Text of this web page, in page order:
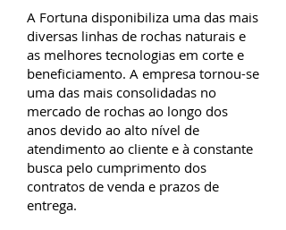
A Fortuna disponibiliza uma das mais
diversas linhas de rochas naturais e
as melhores tecnologias em corte e
beneficiamento. A empresa tornou-se
uma das mais consolidadas no
mercado de rochas ao longo dos
anos devido ao alto nível de
atendimento ao cliente e à constante
busca pelo cumprimento dos
contratos de venda e prazos de
entrega.